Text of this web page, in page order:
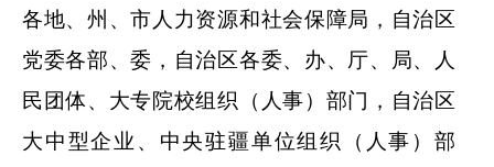
各地、州、市人力资源和社会保障局，自治区
党委各部、委，自治区各委、办、厅、局、人
民团体、大专院校组织（人事）部门，自治区
大中型企业、中央驻疆单位组织（人事）部